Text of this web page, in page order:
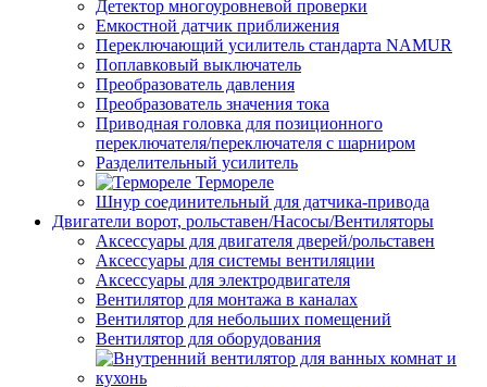
Детектор многоуровневой проверки
Емкостной датчик приближения
Переключающий усилитель стандарта NAMUR
Поплавковый выключатель
Преобразователь давления
Преобразователь значения тока
Приводная головка для позиционного
переключателя/переключателя с шарниром
Разделительный усилитель
Термореле
Шнур соединительный для датчика-привода
Двигатели ворот, рольставен/Насосы/Вентиляторы
Аксессуары для двигателя дверей/рольставен
Аксессуары для системы вентиляции
Аксессуары для электродвигателя
Вентилятор для монтажа в каналах
Вентилятор для небольших помещений
Вентилятор для оборудования